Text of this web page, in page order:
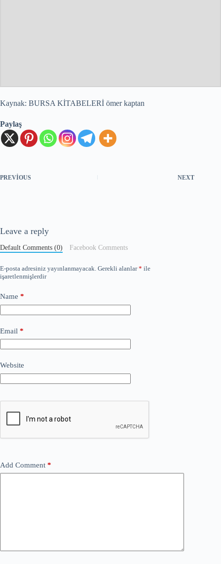
Kaynak: BURSA KİTABELERİ ömer kaptan
Paylaş
PREVIOUS NEXT
Leave a reply
Default Comments (0) Facebook Comments
E-posta adresiniz yayınlanmayacak. Gerekli alanlar* ile
işaretlenmişlerdir
Name *
Email *
Website
Add Comment *